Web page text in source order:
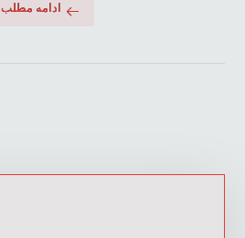
ادامه مطلب